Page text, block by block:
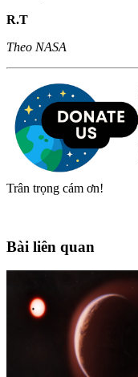
R.T
Theo NASA
Trân trọng cám ơn!
Bài liên quan